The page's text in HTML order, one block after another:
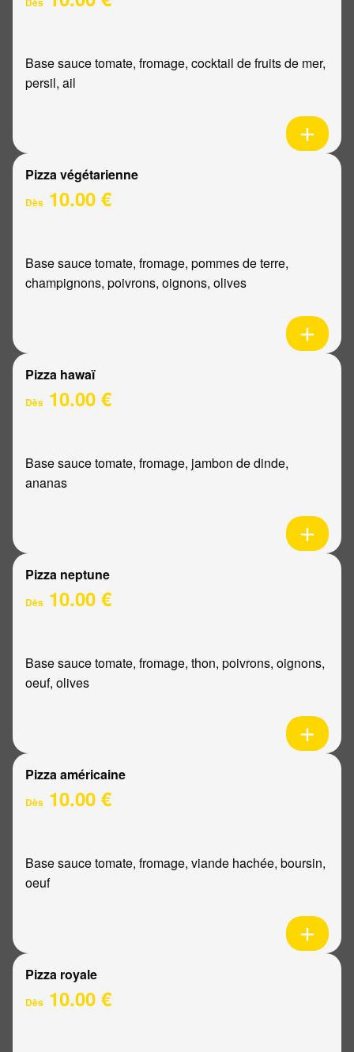
Base sauce tomate, fromage, cocktail de fruits de mer,
persil, ail
Pizza végétarienne
Dès 10.00 €
Base sauce tomate, fromage, pommes de terre,
champignons, poivrons, oignons, olives
Pizza hawaï
Dès 10.00 €
Base sauce tomate, fromage, jambon de dinde,
ananas
Pizza neptune
Dès 10.00 €
Base sauce tomate, fromage, thon, poivrons, oignons,
oeuf, olives
Pizza américaine
Dès 10.00 €
Base sauce tomate, fromage, viande hachée, boursin,
oeuf
Pizza royale
Dès 10.00 €